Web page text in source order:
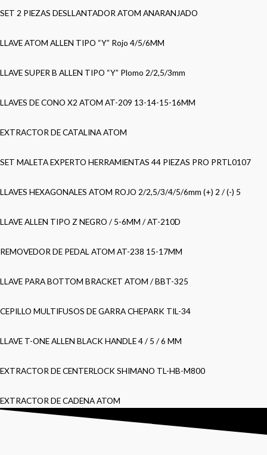
SET 2 PIEZAS DESLLANTADOR ATOM ANARANJADO
LLAVE ATOM ALLEN TIPO “Y” Rojo 4/5/6MM
LLAVE SUPER B ALLEN TIPO “Y” Plomo 2/2,5/3mm
LLAVES DE CONO X2 ATOM AT-209 13-14-15-16MM
EXTRACTOR DE CATALINA ATOM
SET MALETA EXPERTO HERRAMIENTAS 44 PIEZAS PRO PRTL0107
LLAVES HEXAGONALES ATOM ROJO 2/2,5/3/4/5/6mm (+) 2 / (-) 5
LLAVE ALLEN TIPO Z NEGRO / 5-6MM / AT-210D
REMOVEDOR DE PEDAL ATOM AT-238 15-17MM
LLAVE PARA BOTTOM BRACKET ATOM / BBT-325
CEPILLO MULTIFUSOS DE GARRA CHEPARK TIL-34
LLAVE T-ONE ALLEN BLACK HANDLE 4 / 5 / 6 MM
EXTRACTOR DE CENTERLOCK SHIMANO TL-HB-M800
EXTRACTOR DE CADENA ATOM